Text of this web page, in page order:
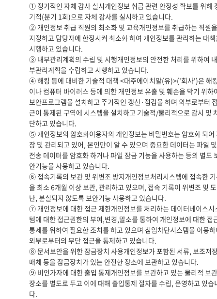
① 정기적인 자체 감사 실시개인정보 취급 관련 안정성 확보를 위해
기적(분기 1회)으로 자체 감사를 실시하고 있습니다.
② 개인정보 취급 직원의 최소화 및 교육개인정보를 취급하는 직원을
지정하고 담당자에 한정시켜 최소화 하여 개인정보를 관리하는 대
시행하고 있습니다.
③ 내부관리계획의 수립 및 시행개인정보의 안전한 처리를 위하여 내
부관리계획을 수립하고 시행하고 있습니다.
④ 해킹 등에 대비한 기술적 대책 <대주에이치알(유)>('회사')은 해
이나 컴퓨터 바이러스 등에 의한 개인정보 유출 및 훼손을 막기 위하
보안프로그램을 설치하고 주기적인 갱신·점검을 하며 외부로부터
근이 통제된 구역에 시스템을 설치하고 기술적/물리적으로 감시 및
단하고 있습니다.
⑤ 개인정보의 암호화이용자의 개인정보는 비밀번호는 암호화 되어
장 및 관리되고 있어, 본인만이 알 수 있으며 중요한 데이터는 파일 및
전송 데이터를 암호화 하거나 파일 잠금 기능을 사용하는 등의 별도
안기능을 사용하고 있습니다.
⑥ 접속기록의 보관 및 위변조 방지개인정보처리시스템에 접속한
을 최소 6개월 이상 보관, 관리하고 있으며, 접속 기록이 위변조 및 도
난, 분실되지 않도록 보안기능 사용하고 있습니다.
⑦ 개인정보에 대한 접근 제한개인정보를 처리하는 데이터베이스시
템에 대한 접근권한의 부여,변경,말소를 통하여 개인정보에 대한 접
통제를 위하여 필요한 조치를 하고 있으며 침입차단시스템을 이용
외부로부터의 무단 접근을 통제하고 있습니다.
⑧ 문서보안을 위한 잠금장치 사용개인정보가 포함된 서류, 보조저
매체 등을 잠금장치가 있는 안전한 장소에 보관하고 있습니다.
⑨ 비인가자에 대한 출입 통제개인정보를 보관하고 있는 물리적 보관
장소를 별도로 두고 이에 대해 출입통제 절차를 수립, 운영하고 있습
다.